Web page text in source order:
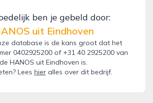
ben je gebeld door:
uit Eindhoven
database is de kans groot dat het
0402925200 of +31 40 2925200 van
de HANOS uit Eindhoven is.
Lees hieralles over dit bedrijf.